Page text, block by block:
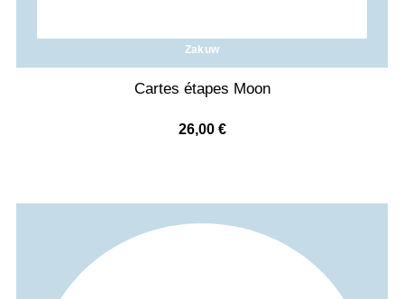
Zakuw
Cartes étapes Moon
26,00 €